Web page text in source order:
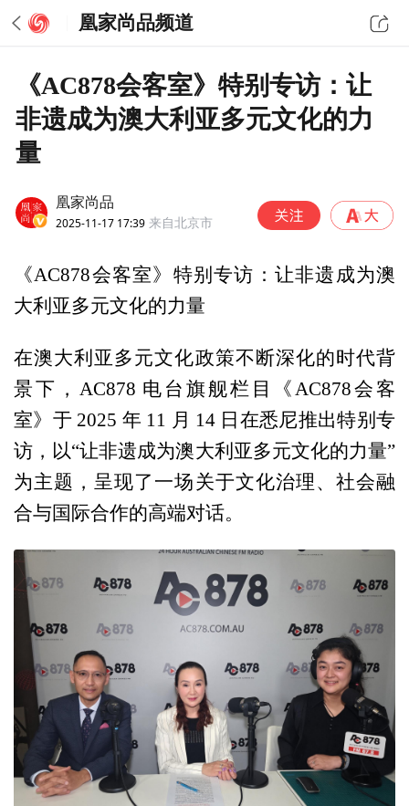
凰家尚品频道
《AC878会客室》特别专访：让
非遗成为澳大利亚多元文化的力
量
凰家尚品
2025-11-17 17:39 来自北京市
《AC878会客室》特别专访：让非遗成为澳
大利亚多元文化的力量
在澳大利亚多元文化政策不断深化的时代背
景下，AC878 电台旗舰栏目《AC878会客
室》于 2025 年 11 月 14 日在悉尼推出特别专
访，以“让非遗成为澳大利亚多元文化的力量”
为主题，呈现了一场关于文化治理、社会融
合与国际合作的高端对话。